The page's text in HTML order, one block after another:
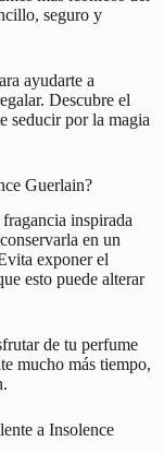
seguro y
ayudarte a
Descubre el
seducir por la magia
Guerlain?
inspirada
en un
exponer el
esto puede alterar
de tu perfume
mucho más tiempo,
a Insolence